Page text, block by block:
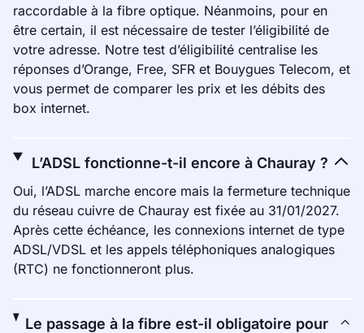
raccordable à la fibre optique. Néanmoins, pour en
être certain, il est nécessaire de tester l’éligibilité de
votre adresse. Notre test d’éligibilité centralise les
réponses d’Orange, Free, SFR et Bouygues Telecom, et
vous permet de comparer les prix et les débits des
box internet.
L’ADSL fonctionne-t-il encore à Chauray ?
Oui, l’ADSL marche encore mais la fermeture technique
du réseau cuivre de Chauray est fixée au 31/01/2027.
Après cette échéance, les connexions internet de type
ADSL/VDSL et les appels téléphoniques analogiques
(RTC) ne fonctionneront plus.
Le passage à la fibre est-il obligatoire pour